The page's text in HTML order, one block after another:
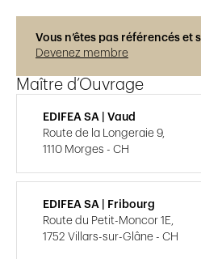
Vous n’êtes pas référencés et
Devenez membre
Maître d’Ouvrage
EDIFEA SA | Vaud
Route de la Longeraie 9,
1110 Morges - CH
EDIFEA SA | Fribourg
Route du Petit-Moncor 1E,
1752 Villars-sur-Glâne - CH